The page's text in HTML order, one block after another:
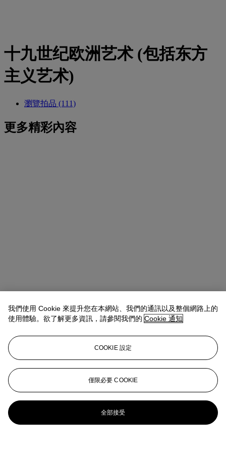
十九世纪欧洲艺术 (包括东方
主义艺术)
瀏覽拍品 (111)
更多精彩內容
我們使用 Cookie 來提升您在本網站、我們的通訊以及整個網路上的
使用體驗。欲了解更多資訊，請參閱我們的 Cookie 通知
COOKIE 設定
僅限必要 COOKIE
全部接受